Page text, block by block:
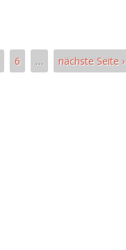
6 … nächste Seite ›